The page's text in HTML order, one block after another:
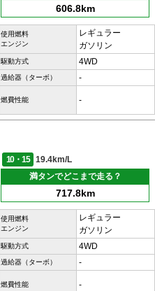
606.8km
使用燃料
エンジン
レギュラー
ガソリン
駆動方式 4WD
過給器（ターボ） -
燃費性能 -
10・15
19.4km/L
満タンでどこまで走る？
717.8km
使用燃料
エンジン
レギュラー
ガソリン
駆動方式 4WD
過給器（ターボ） -
燃費性能 -